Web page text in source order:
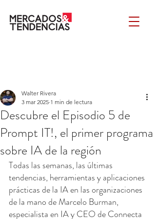
Descubre el Episodio 5 de
Prompt IT!, el primer programa
sobre IA de la región
Walter Rivera
3 mar 2025 1 min de lectura
Todas las semanas, las últimas
tendencias, herramientas y aplicaciones
prácticas de la IA en las organizaciones
de la mano de Marcelo Burman,
especialista en IA y CEO de Connecta